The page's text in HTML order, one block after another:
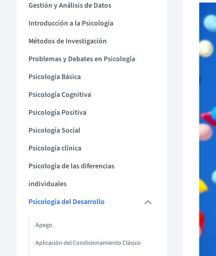
Gestión y Análisis de Datos
Introducción a la Psicología
Métodos de Investigación
Problemas y Debates en Psicología
Psicología Básica
Psicología Cognitiva
Psicología Positiva
Psicología Social
Psicología clínica
Psicología de las diferencias
individuales
Psicología del Desarrollo
Apego
Aplicación del Condicionamiento Clásico